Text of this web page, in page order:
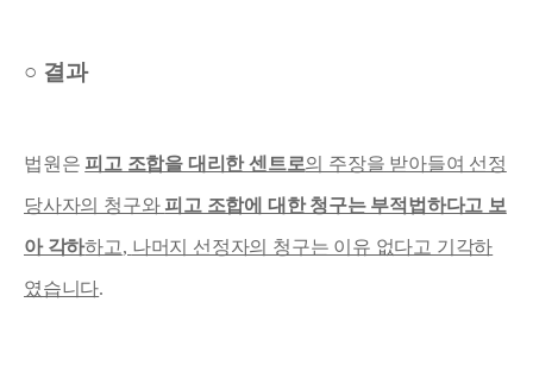
○ 결과
법원은 피고 조합을 대리한 센트로의 주장을 받아들여 선정
당사자의 청구와 피고 조합에 대한 청구는 부적법하다고 보
아 각하하고, 나머지 선정자의 청구는 이유 없다고 기각하
였습니다.